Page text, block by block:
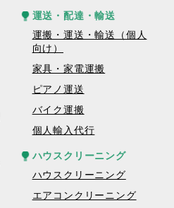
運送・配達・輸送
運搬・運送・輸送（個人
向け）
家具・家電運搬
ピアノ運送
バイク運搬
個人輸入代行
ハウスクリーニング
ハウスクリーニング
エアコンクリーニング